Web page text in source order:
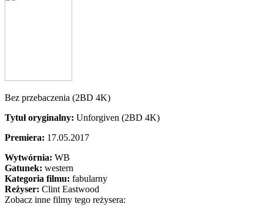
Bez przebaczenia (2BD 4K)
Tytuł oryginalny: Unforgiven (2BD 4K)
Premiera: 17.05.2017
Wytwórnia: WB
Gatunek: western
Kategoria filmu: fabularny
Reżyser: Clint Eastwood
Zobacz inne filmy tego reżysera: